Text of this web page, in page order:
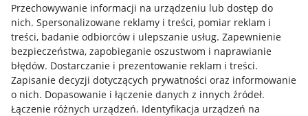
Przechowywanie informacji na urządzeniu lub dostęp do
nich. Spersonalizowane reklamy i treści, pomiar reklam i
treści, badanie odbiorców i ulepszanie usług. Zapewnienie
bezpieczeństwa, zapobieganie oszustwom i naprawianie
błędów. Dostarczanie i prezentowanie reklam i treści.
Zapisanie decyzji dotyczących prywatności oraz informowanie
o nich. Dopasowanie i łączenie danych z innych źródeł.
Łączenie różnych urządzeń. Identyfikacja urządzeń na
Allegro Gadane dla kupujących
Mapa miejscowości
Informacje prawne
Regulamin